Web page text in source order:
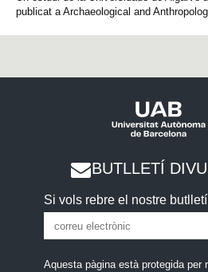
publicat a Archaeological and
BUTLLETÍ
Si vols rebre el nostre
Aquesta pàgina està protegida per